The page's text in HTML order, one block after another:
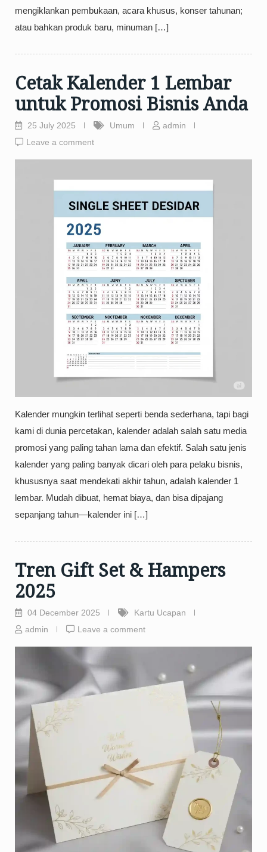
mengiklankan pembukaan, acara khusus, konser tahunan;
atau bahkan produk baru, minuman […]
Cetak Kalender 1 Lembar
untuk Promosi Bisnis Anda
25 July 2025 Umum
admin
Leave a comment
Kalender mungkin terlihat seperti benda sederhana, tapi bagi
kami di dunia percetakan, kalender adalah salah satu media
promosi yang paling tahan lama dan efektif. Salah satu jenis
kalender yang paling banyak dicari oleh para pelaku bisnis,
khususnya saat mendekati akhir tahun, adalah kalender 1
lembar. Mudah dibuat, hemat biaya, dan bisa dipajang
sepanjang tahun—kalender ini […]
Tren Gift Set & Hampers
2025
04 December 2025
Kartu Ucapan
admin
Leave a comment